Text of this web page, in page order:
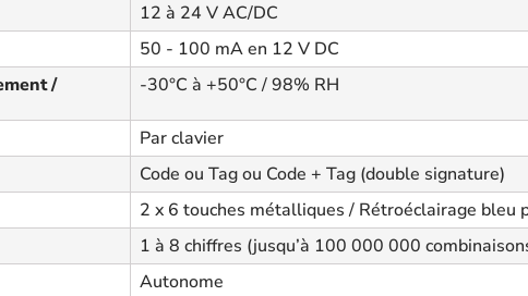
12 à 24 V AC/DC
50 - 100 mA en 12 V DC
/
-30°C à +50°C / 98% RH
Par clavier
Code ou Tag ou Code + Tag (double signature)
2 x 6 touches métalliques / Rétroéclairage bleu
1 à 8 chiffres (jusqu’à 100 000 000
Autonome